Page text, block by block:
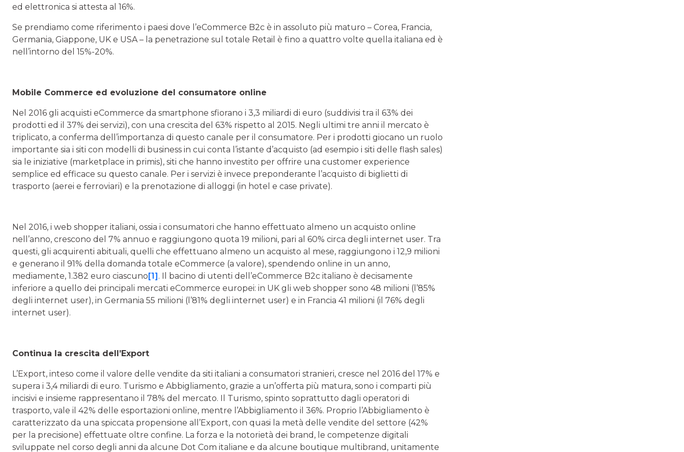
ed elettronica si attesta al 16%.
Se prendiamo come riferimento i paesi dove l’eCommerce B2c è in assoluto più maturo – Corea, Francia,
Germania, Giappone, UK e USA – la penetrazione sul totale Retail è fino a quattro volte quella italiana ed è
nell’intorno del 15%-20%.
Mobile Commerce ed evoluzione del consumatore online
Nel 2016 gli acquisti eCommerce da smartphone sfiorano i 3,3 miliardi di euro (suddivisi tra il 63% dei
prodotti ed il 37% dei servizi), con una crescita del 63% rispetto al 2015. Negli ultimi tre anni il mercato è
triplicato, a conferma dell’importanza di questo canale per il consumatore. Per i prodotti giocano un ruolo
importante sia i siti con modelli di business in cui conta l’istante d’acquisto (ad esempio i siti delle flash sales)
sia le iniziative (marketplace in primis), siti che hanno investito per offrire una customer experience
semplice ed efficace su questo canale. Per i servizi è invece preponderante l’acquisto di biglietti di
trasporto (aerei e ferroviari) e la prenotazione di alloggi (in hotel e case private).
Nel 2016, i web shopper italiani, ossia i consumatori che hanno effettuato almeno un acquisto online
nell’anno, crescono del 7% annuo e raggiungono quota 19 milioni, pari al 60% circa degli internet user. Tra
questi, gli acquirenti abituali, quelli che effettuano almeno un acquisto al mese, raggiungono i 12,9 milioni
e generano il 91% della domanda totale eCommerce (a valore), spendendo online in un anno,
mediamente, 1.382 euro ciascuno[1]. Il bacino di utenti dell’eCommerce B2c italiano è decisamente
inferiore a quello dei principali mercati eCommerce europei: in UK gli web shopper sono 48 milioni (l’85%
degli internet user), in Germania 55 milioni (l’81% degli internet user) e in Francia 41 milioni (il 76% degli
internet user).
Continua la crescita dell’Export
L’Export, inteso come il valore delle vendite da siti italiani a consumatori stranieri, cresce nel 2016 del 17% e
supera i 3,4 miliardi di euro. Turismo e Abbigliamento, grazie a un’offerta più matura, sono i comparti più
incisivi e insieme rappresentano il 78% del mercato. Il Turismo, spinto soprattutto dagli operatori di
trasporto, vale il 42% delle esportazioni online, mentre l’Abbigliamento il 36%. Proprio l’Abbigliamento è
caratterizzato da una spiccata propensione all’Export, con quasi la metà delle vendite del settore (42%
per la precisione) effettuate oltre confine. La forza e la notorietà dei brand, le competenze digitali
sviluppate nel corso degli anni da alcune Dot Com italiane e da alcune boutique multibrand, unitamente